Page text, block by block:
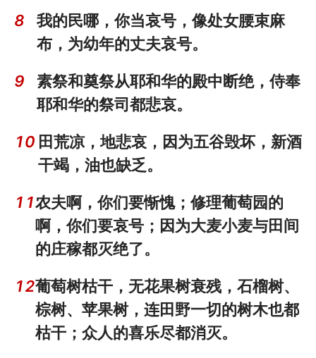
8
我的民哪，你当哀号，像处女腰束麻
布，为幼年的丈夫哀号。
9
素祭和奠祭从耶和华的殿中断绝，侍奉
耶和华的祭司都悲哀。
10 田荒凉，地悲哀，因为五谷毁坏，新酒
干竭，油也缺乏。
11农夫啊，你们要惭愧；修理葡萄园的
啊，你们要哀号；因为大麦小麦与田间
的庄稼都灭绝了。
12葡萄树枯干，无花果树衰残，石榴树、
棕树、苹果树，连田野一切的树木也都
枯干；众人的喜乐尽都消灭。